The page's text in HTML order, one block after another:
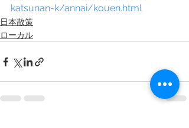
katsunan-k/annai/kouen.html
日本散策
ローカル